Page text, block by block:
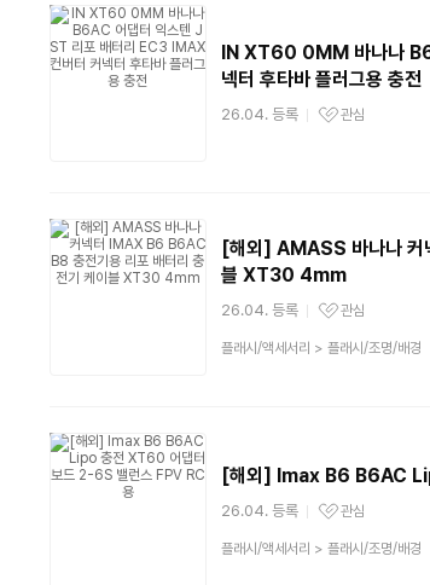
IN XT60 0MM 바나나
넥터 후타바 플러그용 충전
26.04. 등록
관심상품
관심
[해외] AMASS 바나나 커
블 XT30 4mm
26.04. 등록
관심상품
관심
상
플래시/액세서리 > 플래시/조명/배경
[해외] Imax B6 B6AC
26.04. 등록
관심상품
관심
상
플래시/액세서리 > 플래시/조명/배경